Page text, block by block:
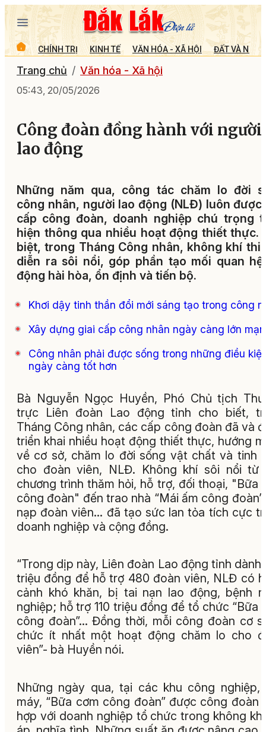
CHÍNH TRỊ KINH TẾ VĂN HÓA - XÃ HỘI ĐẤT VÀ
Trang chủ Văn hóa - Xã hội
05:43, 20/05/2026
Công đoàn đồng hành với người
lao động
Những năm qua, công tác chăm lo đời
công nhân, người lao động (NLĐ) luôn được
cấp công đoàn, doanh nghiệp chú trọng
hiện thông qua nhiều hoạt động thiết thực.
biệt, trong Tháng Công nhân, không khí thi
diễn ra sôi nổi, góp phần tạo mối quan
động hài hòa, ổn định và tiến bộ.
Khơi dậy tinh thần đổi mới sáng tạo trong công
Xây dựng giai cấp công nhân ngày càng lớn
Công nhân phải được sống trong những điều
ngày càng tốt hơn
Bà Nguyễn Ngọc Huyền, Phó Chủ tịch
trực Liên đoàn Lao động tỉnh cho biết,
Tháng Công nhân, các cấp công đoàn đã và
triển khai nhiều hoạt động thiết thực, hướng
về cơ sở, chăm lo đời sống vật chất và tinh
cho đoàn viên, NLĐ. Không khí sôi nổi từ
chương trình thăm hỏi, hỗ trợ, đối thoại, "Bữa
công đoàn" đến trao nhà “Mái ấm công
nạp đoàn viên… đã tạo sức lan tỏa tích cực
doanh nghiệp và cộng đồng.
“Trong dịp này, Liên đoàn Lao động tỉnh dành
triệu đồng để hỗ trợ 480 đoàn viên, NLĐ có
cảnh khó khăn, bị tai nạn lao động, bệnh
nghiệp; hỗ trợ 110 triệu đồng để tổ chức “Bữa
công đoàn”… Đồng thời, mỗi công đoàn cơ
chức ít nhất một hoạt động chăm lo cho
viên”- bà Huyền nói.
Những ngày qua, tại các khu công nghiệp,
máy, “Bữa cơm công đoàn” được công đoàn
hợp với doanh nghiệp tổ chức trong không